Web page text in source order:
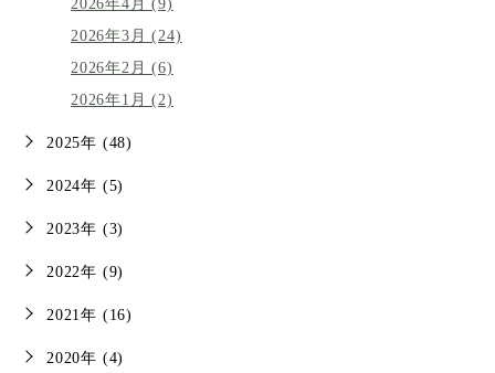
2026年4月 (9)
2026年3月 (24)
2026年2月 (6)
2026年1月 (2)
2025年 (48)
2024年 (5)
2023年 (3)
2022年 (9)
2021年 (16)
2020年 (4)